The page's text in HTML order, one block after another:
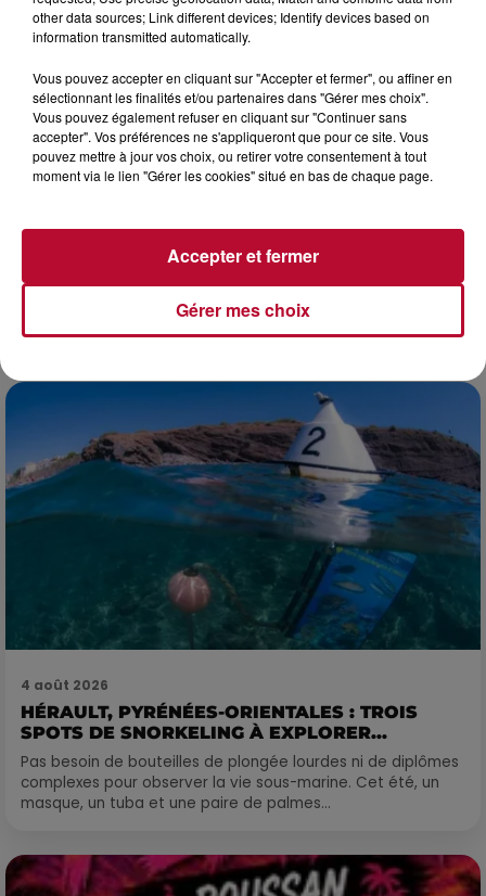
FÊTE DE LA POLYNÉSIE À VILLEVEYRAC
4 août 2026
HÉRAULT, PYRÉNÉES-ORIENTALES : TROIS
SPOTS DE SNORKELING À EXPLORER...
Pas besoin de bouteilles de plongée lourdes ni de diplômes
complexes pour observer la vie sous-marine. Cet été, un
masque, un tuba et une paire de palmes...
other data sources; Link different devices; Identify devices based on
information transmitted automatically.
Vous pouvez accepter en cliquant sur "Accepter et fermer", ou affiner en
sélectionnant les finalités et/ou partenaires dans "Gérer mes choix".
Vous pouvez également refuser en cliquant sur "Continuer sans
accepter". Vos préférences ne s'appliqueront que pour ce site. Vous
pouvez mettre à jour vos choix, ou retirer votre consentement à tout
moment via le lien "Gérer les cookies" situé en bas de chaque page.
Gérer mes choix
Accepter et fermer